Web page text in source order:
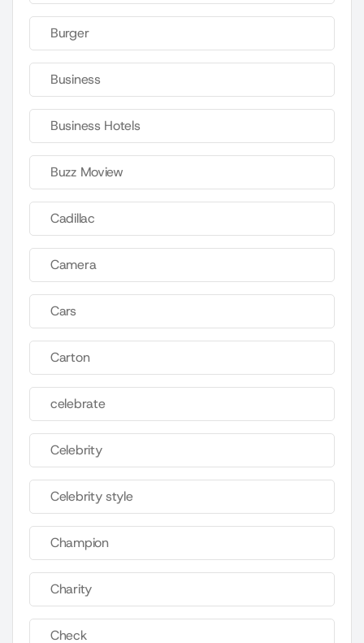
Burger
Business
Business Hotels
Buzz Moview
Cadillac
Camera
Cars
Carton
celebrate
Celebrity
Celebrity style
Champion
Charity
Check